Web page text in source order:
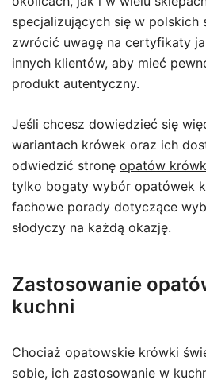
specjalizujących się w polskich
zwrócić uwagę na certyfikaty
innych klientów, aby mieć
produkt autentyczny.
Jeśli chcesz dowiedzieć się
wariantach krówek oraz ich
odwiedzić stronę opatów
tylko bogaty wybór opatówek
fachowe porady dotyczące
słodyczy na każdą okazję.
Zastosowanie
kuchni
Chociaż opatowskie krówki
sobie, ich zastosowanie w